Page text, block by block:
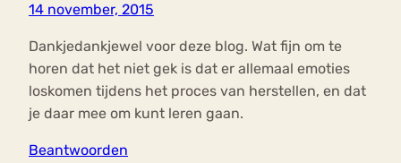
14 november, 2015
Dankjedankjewel voor deze blog. Wat fijn om te
horen dat het niet gek is dat er allemaal emoties
loskomen tijdens het proces van herstellen, en dat
je daar mee om kunt leren gaan.
Beantwoorden